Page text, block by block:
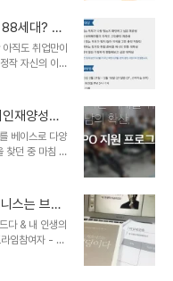
를 할 수 있는
즈니스 모델을
니스 모델로 성
:
세대? 우
직도 취업만이
작 자신의 이야
, 하반기 준비
요. 근데 이렇
기록되야 진짜
진짜 인재로 인
을 위해'100
원도 두달반
재양성소
베이스로 다양
찾던 중 마침 위
NPO 지원으
면 좋겠다.우
적인 목적을 갖
년에 위즈돔에
지원 및 결제 수
스는 브랜
다 & 내 인생의
임참여자 - 박
관계로, 오늘의